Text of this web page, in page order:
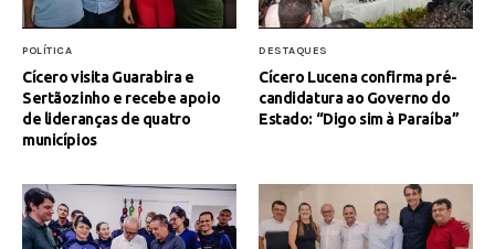
POLÍTICA
Cícero visita Guarabira e
Sertãozinho e recebe apoio
de lideranças de quatro
municípios
DESTAQUES
Cícero Lucena confirma pré-
candidatura ao Governo do
Estado: “Digo sim à Paraíba”